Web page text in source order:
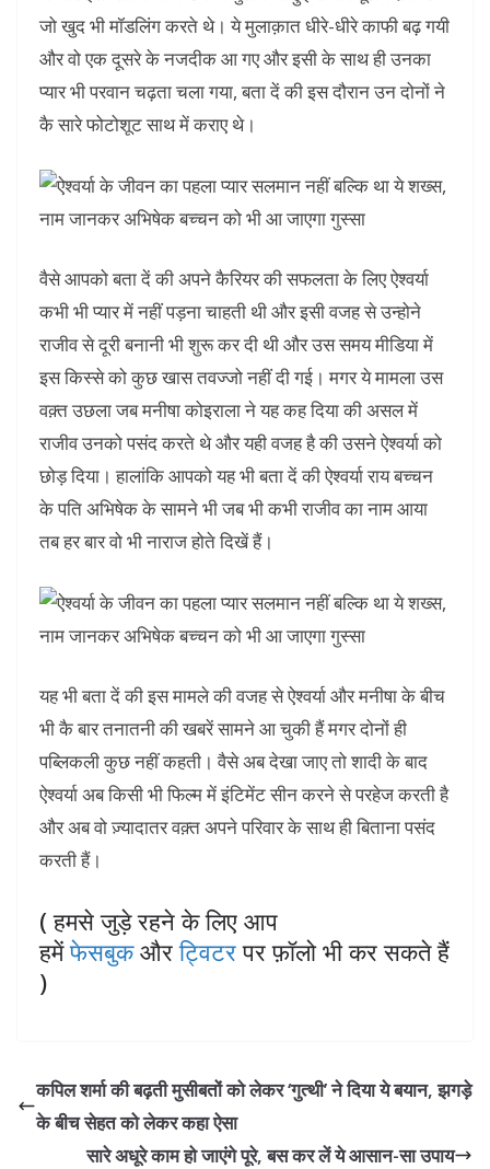
जो खुद भी मॉडलिंग करते थे। ये मुलाक़ात धीरे-धीरे काफी बढ़ गयी
और वो एक दूसरे के नजदीक आ गए और इसी के साथ ही उनका
प्यार भी परवान चढ़ता चला गया, बता दें की इस दौरान उन दोनों ने
कै सारे फोटोशूट साथ में कराए थे।
वैसे आपको बता दें की अपने कैरियर की सफलता के लिए ऐश्वर्या
कभी भी प्यार में नहीं पड़ना चाहती थी और इसी वजह से उन्होने
राजीव से दूरी बनानी भी शुरू कर दी थी और उस समय मीडिया में
इस किस्से को कुछ खास तवज्जो नहीं दी गई। मगर ये मामला उस
वक़्त उछला जब मनीषा कोइराला ने यह कह दिया की असल में
राजीव उनको पसंद करते थे और यही वजह है की उसने ऐश्वर्या को
छोड़ दिया। हालांकि आपको यह भी बता दें की ऐश्वर्या राय बच्चन
के पति अभिषेक के सामने भी जब भी कभी राजीव का नाम आया
तब हर बार वो भी नाराज होते दिखें हैं।
यह भी बता दें की इस मामले की वजह से ऐश्वर्या और मनीषा के बीच
भी कै बार तनातनी की खबरें सामने आ चुकी हैं मगर दोनों ही
पब्लिकली कुछ नहीं कहती। वैसे अब देखा जाए तो शादी के बाद
ऐश्वर्या अब किसी भी फिल्म में इंटिमेंट सीन करने से परहेज करती है
और अब वो ज़्यादातर वक़्त अपने परिवार के साथ ही बिताना पसंद
करती हैं।
( हमसे जुड़े रहने के लिए आप
हमेंफेसबुकऔरट्विटरपर फ़ॉलो भी कर सकते हैं
)
कपिल शर्मा की बढ़ती मुसीबतों को लेकर ‘गुत्थी’ ने दिया ये बयान, झगड़े
के बीच सेहत को लेकर कहा ऐसा
सारे अधूरे काम हो जाएंगे पूरे, बस कर लें ये आसान-सा उपाय